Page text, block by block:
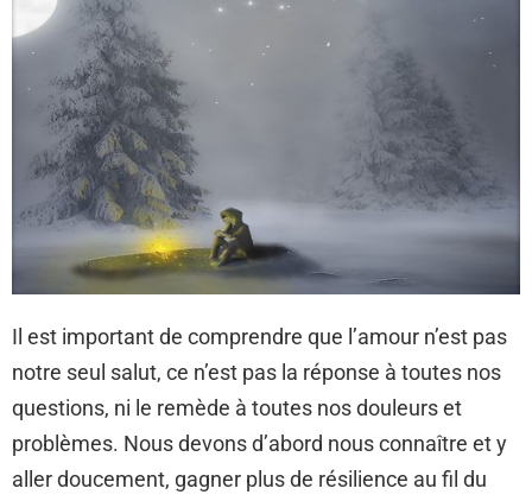
Il est important de comprendre que l’amour n’est pas
notre seul salut, ce n’est pas la réponse à toutes nos
questions, ni le remède à toutes nos douleurs et
problèmes. Nous devons d’abord nous connaître et y
aller doucement, gagner plus de résilience au fil du